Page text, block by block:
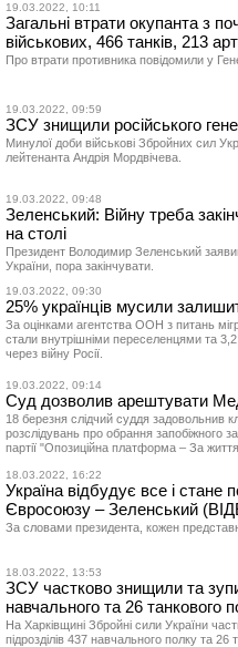
19.03.2022, 10:11
Загальні втрати окупанта з
військових, 466 танків, 213
Про втрати противника повідомили у
19.03.2022, 09:59
ЗСУ знищили російського
Минулої доби військові Збройних сил
лейтенанта Андрія Мордвічева.
19.03.2022, 09:48
Зеленський: Війну треба
на столі
Президент Володимир Зеленський
України, пора закінчувати.
19.03.2022, 09:30
25% українців мусили
За оцінками агентства ООН з питань
стали внутрішніми переселенцями та
через війну Росії.
19.03.2022, 09:14
Суд дозволив арештувати
18 березня слідчий суддя задовольнив
розслідувань про обрання запобіжного
партії "Опозиційна платформа – За
18.03.2022, 16:22
Україна відбудує все і стане
Євросоюзу – Зеленський
За словами президента, кожен
18.03.2022, 13:53
ЗСУ частково знищили та
навчального та 26 танкового
На Харківщині Збройні сили України
підрозділів 437 навчального полку та 26